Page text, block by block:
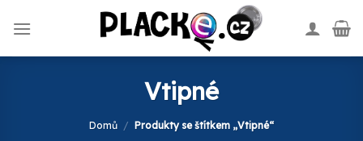
Vtipné
Domů / Produkty se štítkem „Vtipné“